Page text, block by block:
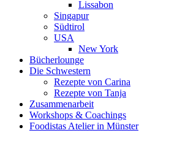
Lissabon
Singapur
Südtirol
USA
New York
Bücherlounge
Die Schwestern
Rezepte von Carina
Rezepte von Tanja
Zusammenarbeit
Workshops & Coachings
Foodistas Atelier in Münster